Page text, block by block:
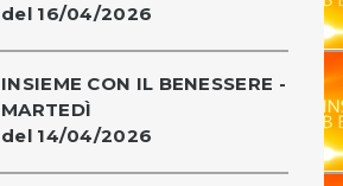
del 16/04/2026
INSIEME CON IL BENESSERE -
MARTEDÌ
del 14/04/2026